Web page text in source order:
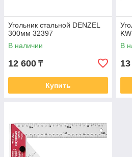
Угольник стальной DENZEL
300мм 32397
В наличии
12 600 ₸
Купить
В